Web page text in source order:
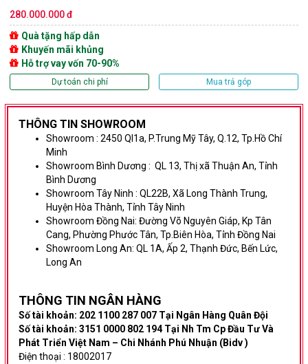
280.000.000 đ
Quà tặng hấp dẫn
Khuyến mãi khủng
Hỗ trợ vay vốn 70-90%
Dự toán chi phí Mua trả góp
THÔNG TIN SHOWROOM
Showroom : 2450 Ql1a, P.Trung Mỹ Tây, Q.12, Tp.Hồ Chí
Minh
Showroom Bình Dương : QL 13, Thị xã Thuận An, Tỉnh
Bình Dương
Showroom Tây Ninh : QL22B, Xã Long Thành Trung,
Huyện Hòa Thành, Tỉnh Tây Ninh
Showroom Đồng Nai: Đường Võ Nguyên Giáp, Kp Tân
Cang, Phường Phước Tân, Tp.Biên Hòa, Tỉnh Đồng Nai
Showroom Long An: QL 1A, Ấp 2, Thạnh Đức, Bến Lức,
Long An
THÔNG TIN NGÂN HÀNG
Số tài khoản: 202 1100 287 007 Tại Ngân Hàng Quân Đội
Số tài khoản: 3151 0000 802 194 Tại Nh Tm Cp Đầu Tư Và
Phát Triển Việt Nam – Chi Nhánh Phú Nhuận (Bidv )
Điện thoại : 18002017